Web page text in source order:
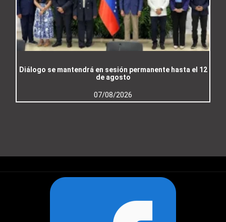
Diálogo se mantendrá en sesión permanente hasta el 12
de agosto
07/08/2026